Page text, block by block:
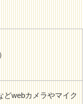
どwebカメラやマイク